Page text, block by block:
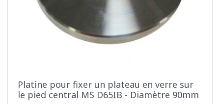
Platine pour fixer un plateau en verre sur
le pied central MS D65IB - Diamètre 90mm